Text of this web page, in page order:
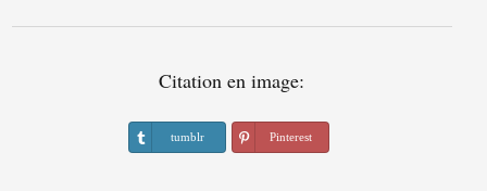
Citation en image:
tumblr Pinterest